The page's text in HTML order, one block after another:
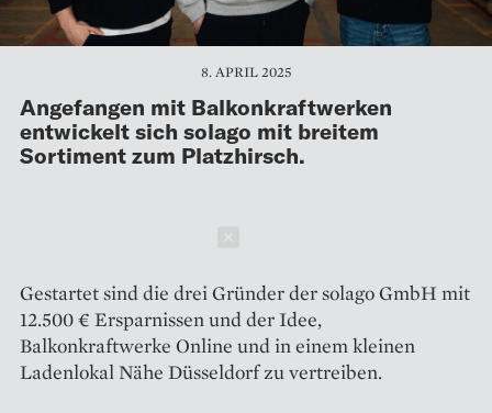
8. APRIL 2025
Angefangen mit Balkonkraftwerken
entwickelt sich solago mit breitem
Sortiment zum Platzhirsch.
Gestartet sind die drei Gründer der solago GmbH mit
12.500 € Ersparnissen und der Idee,
Balkonkraftwerke Online und in einem kleinen
Ladenlokal Nähe Düsseldorf zu vertreiben.